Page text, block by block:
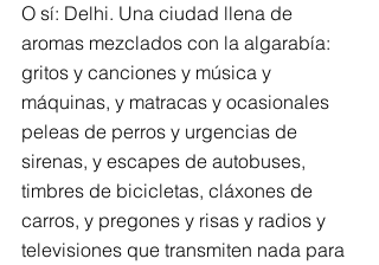
O sí: Delhi. Una ciudad llena de
aromas mezclados con la algarabía:
gritos y canciones y música y
máquinas, y matracas y ocasionales
peleas de perros y urgencias de
sirenas, y escapes de autobuses,
timbres de bicicletas, cláxones de
carros, y pregones y risas y radios y
televisiones que transmiten nada para